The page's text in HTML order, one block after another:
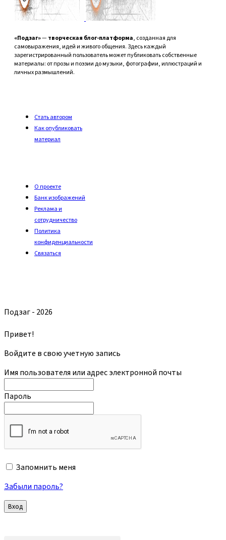
«Подзаг»— творческая блог-платформа, созданная для
самовыражения, идей и живого общения. Здесь каждый
зарегистрированный пользователь может публиковать собственные
материалы: от прозы и поэзии до музыки, фотографии, иллюстраций и
личных размышлений.
Стать автором
Как опубликовать
материал
О проекте
Банк изображений
Реклама и
сотрудничество
Политика
конфиденциальности
Связаться
Подзаг - 2026
Привет!
Войдите в свою учетную запись
Имя пользователя или адрес электронной почты
Пароль
Запомнить меня
Забыли пароль?